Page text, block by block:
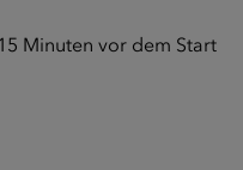
Minuten vor dem Start